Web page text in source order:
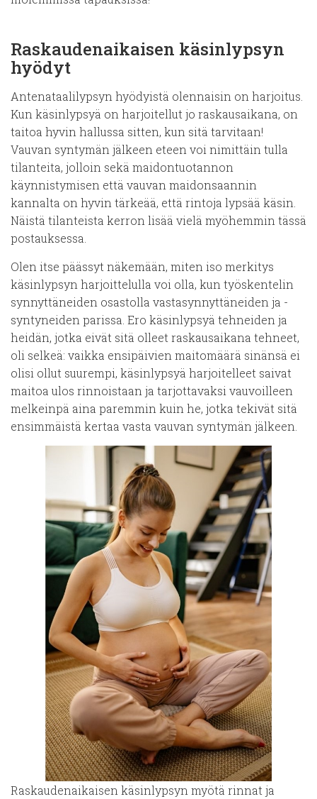
Raskaudenaikaisen käsinlypsyn
hyödyt
Antenataalilypsyn hyödyistä olennaisin on harjoitus.
Kun käsinlypsyä on harjoitellut jo raskausaikana, on
taitoa hyvin hallussa sitten, kun sitä tarvitaan!
Vauvan syntymän jälkeen eteen voi nimittäin tulla
tilanteita, jolloin sekä maidontuotannon
käynnistymisen että vauvan maidonsaannin
kannalta on hyvin tärkeää, että rintoja lypsää käsin.
Näistä tilanteista kerron lisää vielä myöhemmin tässä
postauksessa.
Olen itse päässyt näkemään, miten iso merkitys
käsinlypsyn harjoittelulla voi olla, kun työskentelin
synnyttäneiden osastolla vastasynnyttäneiden ja -
syntyneiden parissa. Ero käsinlypsyä tehneiden ja
heidän, jotka eivät sitä olleet raskausaikana tehneet,
oli selkeä: vaikka ensipäivien maitomäärä sinänsä ei
olisi ollut suurempi, käsinlypsyä harjoitelleet saivat
maitoa ulos rinnoistaan ja tarjottavaksi vauvoilleen
melkeinpä aina paremmin kuin he, jotka tekivät sitä
ensimmäistä kertaa vasta vauvan syntymän jälkeen.
Raskaudenaikaisen käsinlypsyn myötä rinnat ja